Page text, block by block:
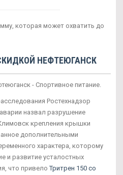
которая может охватить до
НЕФТЕЮГАНСК
- Спортивное питание.
Ростехнадзор
назвал разрушение
крепления крышки
дополнительными
характера, которому
и развитие усталостных
что привелоТритрен 150 со